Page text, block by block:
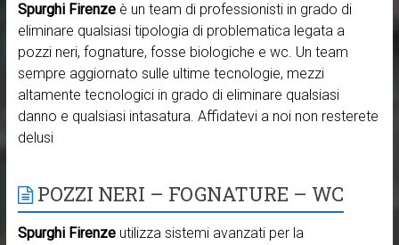
Spurghi Firenzeè un team di professionisti in grado di
eliminare qualsiasi tipologia di problematica legata a
pozzi neri, fognature, fosse biologiche e wc. Un team
sempre aggiornato sulle ultime tecnologie, mezzi
altamente tecnologici in grado di eliminare qualsiasi
danno e qualsiasi intasatura. Affidatevi a noi non resterete
delusi
POZZI NERI – FOGNATURE – WC
Spurghi Firenzeutilizza sistemi avanzati per la